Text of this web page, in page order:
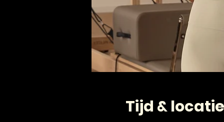
Tijd & locatie